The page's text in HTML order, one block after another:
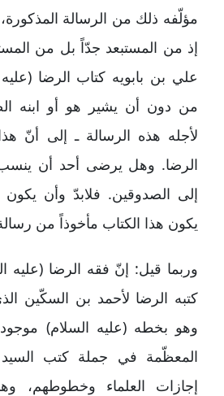
مؤلّفه ذلك من الرسالة
إذ من المستبعد جدّاً بل من
علي بن بابويه كتاب الرضا
من دون أن يشير هو أو ابنه
لأجله هذه الرسالة ـ إلى أنّ
الرضا. وهل يرضى أحد أن
إلى الصدوقين. فلابدّ وأن يكون
يكون هذا الكتاب مأخوذاً من
وربما قيل: إنّ فقه الرضا (عليه
كتبه الرضا لأحمد بن السكّين
وهو بخطه (عليه السلام)
المعظّمة في جملة كتب
إجازات العلماء وخطوطهم،